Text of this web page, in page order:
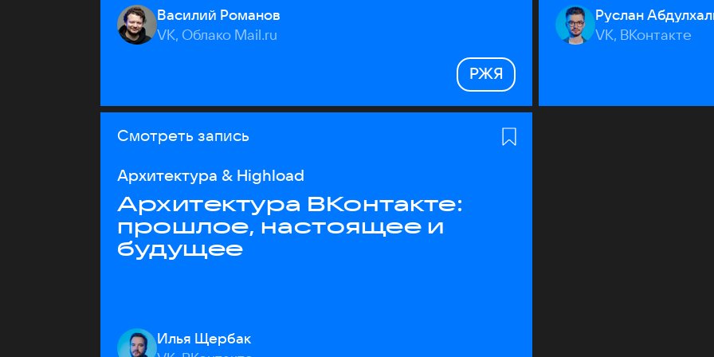
Василий Романов
VK, Облако Mail.ru
РЖЯ
Руслан
VK, ВКонтакте
Смотреть запись
Архитектура & Highload
Архитектура ВКонтакте:
прошлое, настоящее и
будущее
Илья Щербак